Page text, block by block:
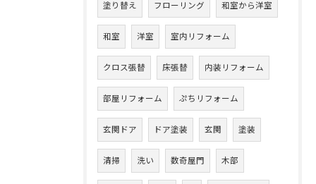
塗り替え フローリング 和室から洋室
和室 洋室 室内リフォーム
クロス張替 床張替 内装リフォーム
部屋リフォーム ぷちリフォーム
玄関ドア ドア塗装 玄関 塗装
清掃 洗い 数奇屋門 木部